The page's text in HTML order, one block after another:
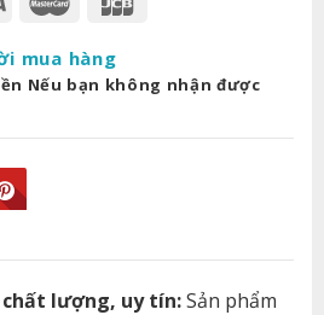
mua hàng
Nếu bạn không nhận được
lượng, uy tín:Sản phẩm